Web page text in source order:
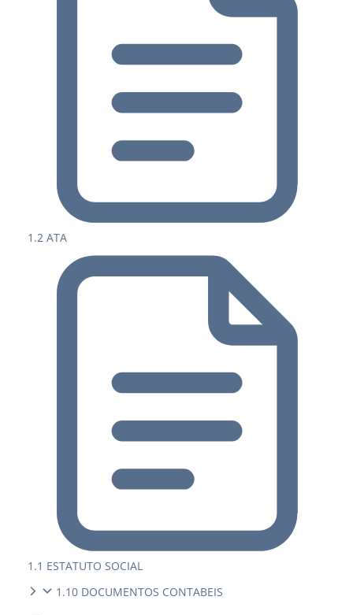
1.2 ATA
1.1 ESTATUTO SOCIAL
1.10 DOCUMENTOS CONTABEIS